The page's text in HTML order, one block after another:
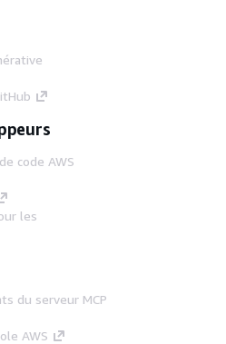
code AWS
les
du serveur MCP
AWS